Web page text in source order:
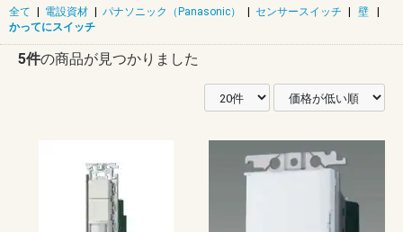
全て | 電設資材 | パナソニック（Panasonic） | センサースイッチ | 壁
|
かってにスイッチ
5件の商品が見つかりました